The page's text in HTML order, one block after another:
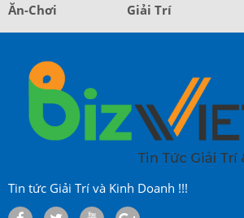
Ăn-Chơi
Giải Trí
Tin tức Giải Trí và Kinh Doanh !!!